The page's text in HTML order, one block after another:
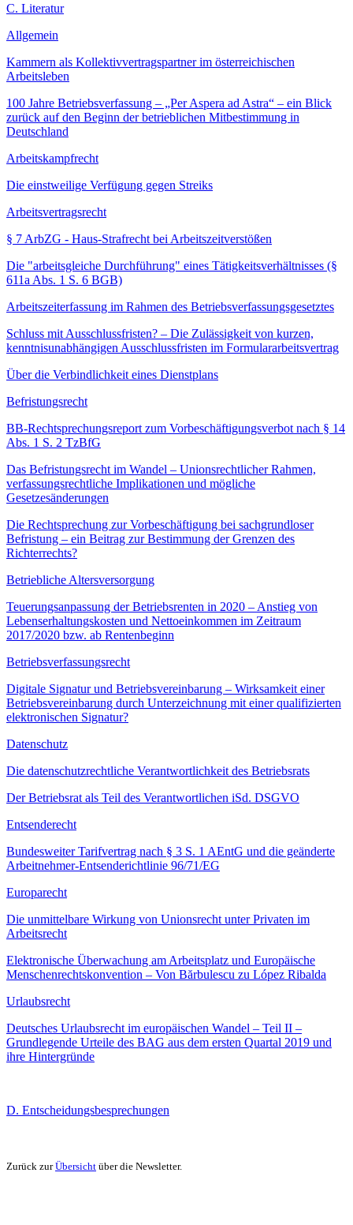
C. Literatur
Allgemein
Kammern als Kollektivvertragspartner im österreichischen
Arbeitsleben
100 Jahre Betriebsverfassung – „Per Aspera ad Astra“ – ein Blick
zurück auf den Beginn der betrieblichen Mitbestimmung in
Deutschland
Arbeitskampfrecht
Die einstweilige Verfügung gegen Streiks
Arbeitsvertragsrecht
§ 7 ArbZG - Haus-Strafrecht bei Arbeitszeitverstößen
Die "arbeitsgleiche Durchführung" eines Tätigkeitsverhältnisses (§
611a Abs. 1 S. 6 BGB)
Arbeitszeiterfassung im Rahmen des Betriebsverfassungsgesetztes
Schluss mit Ausschlussfristen? – Die Zulässigkeit von kurzen,
kenntnisunabhängigen Ausschlussfristen im Formulararbeitsvertrag
Über die Verbindlichkeit eines Dienstplans
Befristungsrecht
BB-Rechtsprechungsreport zum Vorbeschäftigungsverbot nach § 14
Abs. 1 S. 2 TzBfG
Das Befristungsrecht im Wandel – Unionsrechtlicher Rahmen,
verfassungsrechtliche Implikationen und mögliche
Gesetzesänderungen
Die Rechtsprechung zur Vorbeschäftigung bei sachgrundloser
Befristung – ein Beitrag zur Bestimmung der Grenzen des
Richterrechts?
Betriebliche Altersversorgung
Teuerungsanpassung der Betriebsrenten in 2020 – Anstieg von
Lebenserhaltungskosten und Nettoeinkommen im Zeitraum
2017/2020 bzw. ab Rentenbeginn
Betriebsverfassungsrecht
Digitale Signatur und Betriebsvereinbarung – Wirksamkeit einer
Betriebsvereinbarung durch Unterzeichnung mit einer qualifizierten
elektronischen Signatur?
Datenschutz
Die datenschutzrechtliche Verantwortlichkeit des Betriebsrats
Der Betriebsrat als Teil des Verantwortlichen iSd. DSGVO
Entsenderecht
Bundesweiter Tarifvertrag nach § 3 S. 1 AEntG und die geänderte
Arbeitnehmer-Entsenderichtlinie 96/71/EG
Europarecht
Die unmittelbare Wirkung von Unionsrecht unter Privaten im
Arbeitsrecht
Elektronische Überwachung am Arbeitsplatz und Europäische
Menschenrechtskonvention – Von Bărbulescu zu López Ribalda
Urlaubsrecht
Deutsches Urlaubsrecht im europäischen Wandel – Teil II –
Grundlegende Urteile des BAG aus dem ersten Quartal 2019 und
ihre Hintergründe
D. Entscheidungsbesprechungen
Zurück zurÜbersicht über die Newsletter.